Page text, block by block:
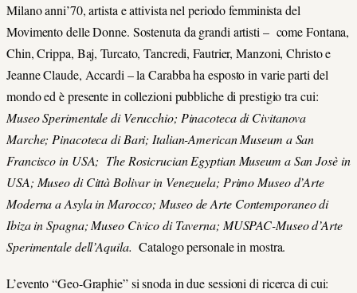
Milano anni’70, artista e attivista nel periodo femminista del
Movimento delle Donne. Sostenuta da grandi artisti – come Fontana,
Chin, Crippa, Baj, Turcato, Tancredi, Fautrier, Manzoni, Christo e
Jeanne Claude, Accardi – la Carabba ha esposto in varie parti del
mondo ed è presente in collezioni pubbliche di prestigio tra cui:
Museo Sperimentale di Verucchio; Pinacoteca di Civitanova
Marche; Pinacoteca di Bari; Italian-American Museum a San
Francisco in USA; The Rosicrucian Egyptian Museum a San Josè in
USA; Museo di Città Bolivar in Venezuela; Primo Museo d’Arte
Moderna a Asyla in Marocco; Museo de Arte Contemporaneo di
Ibiza in Spagna; Museo Civico di Taverna; MUSPAC-Museo d’Arte
Sperimentale dell’Aquila. Catalogo personale in mostra.
L’evento “Geo-Graphie” si snoda in due sessioni di ricerca di cui: